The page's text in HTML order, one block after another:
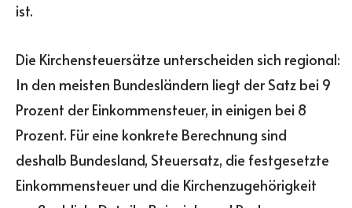
ist.
Die Kirchensteuersätze unterscheiden sich regional:
In den meisten Bundesländern liegt der Satz bei 9
Prozent der Einkommensteuer, in einigen bei 8
Prozent. Für eine konkrete Berechnung sind
deshalb Bundesland, Steuersatz, die festgesetzte
Einkommensteuer und die Kirchenzugehörigkeit